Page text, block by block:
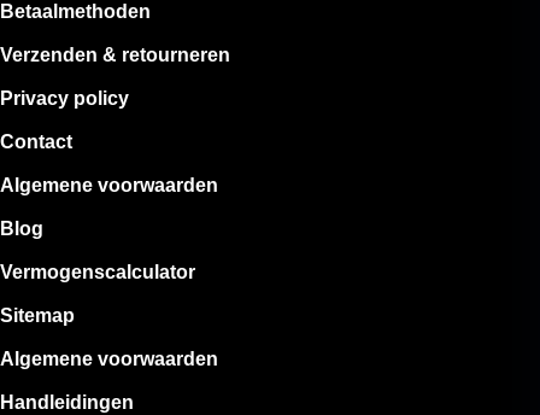
Betaalmethoden
Verzenden & retourneren
Privacy policy
Contact
Algemene voorwaarden
Blog
Vermogenscalculator
Sitemap
Algemene voorwaarden
Handleidingen